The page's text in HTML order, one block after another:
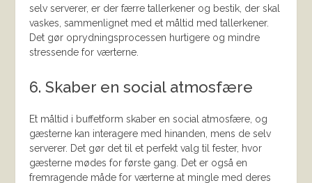
selv serverer, er der færre tallerkener og bestik, der skal
vaskes, sammenlignet med et måltid med tallerkener.
Det gør oprydningsprocessen hurtigere og mindre
stressende for værterne.
6. Skaber en social atmosfære
Et måltid i buffetform skaber en social atmosfære, og
gæsterne kan interagere med hinanden, mens de selv
serverer. Det gør det til et perfekt valg til fester, hvor
gæsterne mødes for første gang. Det er også en
fremragende måde for værterne at mingle med deres